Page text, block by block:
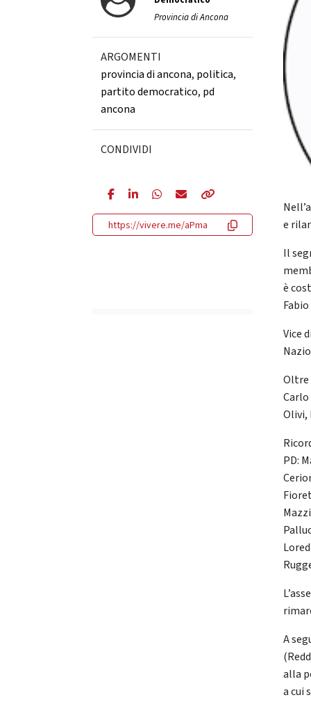
Provincia di Ancona
ARGOMENTI
provincia di ancona, politica,
partito democratico, pd
ancona
CONDIVIDI
https://vivere.me/aPma
e
Il
è
Vice
Oltre
Olivi,
PD:
A
alla
a cui